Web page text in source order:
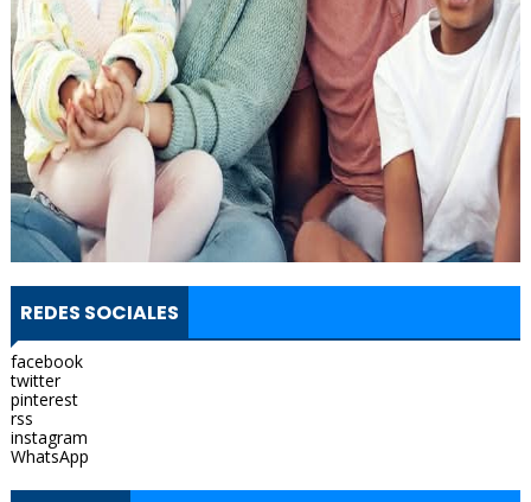
REDES SOCIALES
facebook
twitter
pinterest
rss
instagram
WhatsApp